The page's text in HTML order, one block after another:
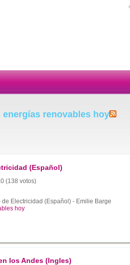
renovables hoy
(Español)
(138 votos)
Electricidad (Español) - Emilie Barge
hoy
los Andes (Ingles)